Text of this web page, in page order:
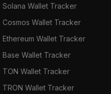
Solana Wallet Tracker
Cosmos Wallet Tracker
Ethereum Wallet Tracker
Base Wallet Tracker
TON Wallet Tracker
TRON Wallet Tracker